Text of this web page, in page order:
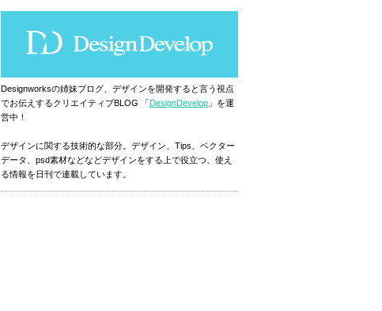
Designworksの姉妹ブログ、デザインを開発すると言う視点
でお伝えするクリエイティブBLOG 「DesignDevelop 」を運
営中！
デザインに関する技術的な部分。デザイン、Tips、ベクター
データ、psd素材などなどデザインをする上で役立つ、使え
る情報を日刊で連載しています。